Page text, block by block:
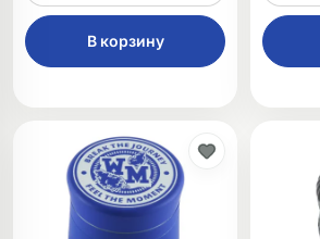
В корзину